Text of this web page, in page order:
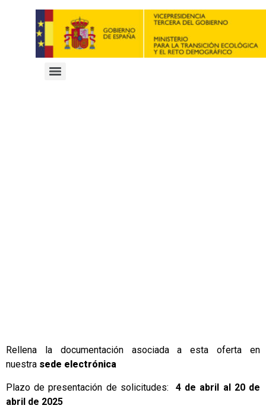
Rellena la documentación asociada a esta oferta en
nuestra sede electrónica
Plazo de presentación de solicitudes:
4 de abril al 20 de
abril de 2025